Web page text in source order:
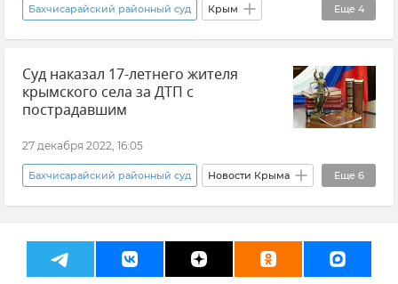
Еще 4
Бахчисарайский районный суд Крым
Прокуратура Республики Крым
Происшествия ДТП
Ситуация на дорогах Крыма и хроника ДТП
Суд наказал 17-летнего жителя
крымского села за ДТП с
пострадавшим
27 декабря 2022, 16:05
Еще 6
Бахчисарайский районный суд Новости Крыма
Крым Происшествия Закон и право
Суды Крыма Бахчисарай Общество